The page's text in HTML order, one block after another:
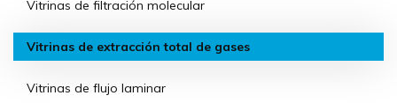
Vitrinas de filtración molecular
Vitrinas de extracción total de gases
Vitrinas de flujo laminar